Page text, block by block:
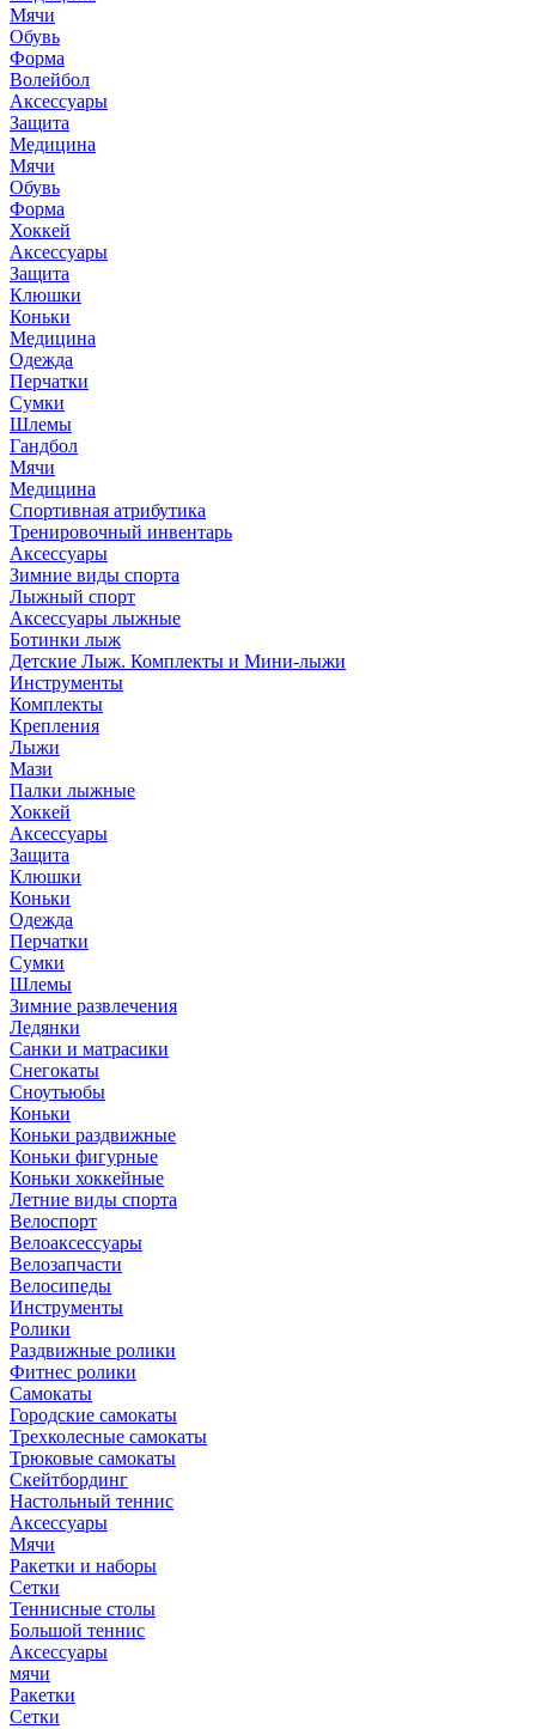
Мячи
Обувь
Форма
Волейбол
Аксессуары
Защита
Медицина
Мячи
Обувь
Форма
Хоккей
Аксессуары
Защита
Клюшки
Коньки
Медицина
Одежда
Перчатки
Сумки
Шлемы
Гандбол
Мячи
Медицина
Спортивная атрибутика
Тренировочный инвентарь
Аксессуары
Зимние виды спорта
Лыжный спорт
Аксессуары лыжные
Ботинки лыж
Детские Лыж. Комплекты и Мини-лыжи
Инструменты
Комплекты
Крепления
Лыжи
Мази
Палки лыжные
Хоккей
Аксессуары
Защита
Клюшки
Коньки
Одежда
Перчатки
Сумки
Шлемы
Зимние развлечения
Ледянки
Санки и матрасики
Снегокаты
Сноутьюбы
Коньки
Коньки раздвижные
Коньки фигурные
Коньки хоккейные
Летние виды спорта
Велоспорт
Велоаксессуары
Велозапчасти
Велосипеды
Инструменты
Ролики
Раздвижные ролики
Фитнес ролики
Самокаты
Городские самокаты
Трехколесные самокаты
Трюковые самокаты
Скейтбординг
Настольный теннис
Аксессуары
Мячи
Ракетки и наборы
Сетки
Теннисные столы
Большой теннис
Аксессуары
мячи
Ракетки
Сетки